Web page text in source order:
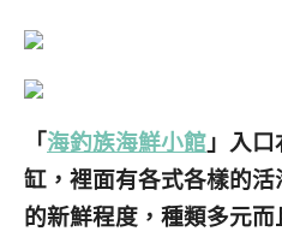
「海釣族海鮮小館 」入
缸，裡面有各式各樣的
的新鮮程度，種類多元